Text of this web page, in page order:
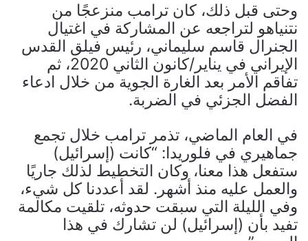
وحتى قبل ذلك، كان ترامب منزعجًا من
نتنياهو لتراجعه عن المشاركة في اغتيال
الجنرال قاسم سليماني، رئيس فيلق القدس
الإيراني في يناير/كانون الثاني 2020، ثم
تفاقم الأمر بعد الغارة الجوية من خلال ادعاء
الفضل الجزئي في الضربة.
في العام الماضي، تذمر ترامب خلال تجمع
جماهيري في فلوريدا: “كانت (إسرائيل)
ستفعل هذا معنا، وكان التخطيط لذلك جاريًا
والعمل عليه منذ أشهر. لقد أعددنا كل شيء،
وفي الليلة التي سبقت حدوثه، تلقيت مكالمة
تفيد بأن (إسرائيل) لن تشارك في هذا